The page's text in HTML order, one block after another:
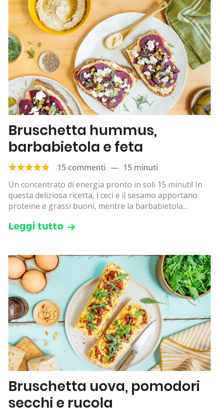
Bruschetta hummus,
barbabietola e feta
15 commenti — 15 minuti
Un concentrato di energia pronto in soli 15 minuti! In
questa deliziosa ricetta, i ceci e il sesamo apportano
proteine e grassi buoni, mentre la barbabietola...
Leggi tutto
Bruschetta uova, pomodori
secchi e rucola